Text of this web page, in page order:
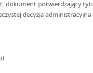
dokument potwierdzający
decyzja administracyjna